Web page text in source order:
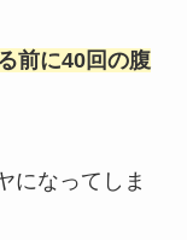
前に40回の腹
になってしま